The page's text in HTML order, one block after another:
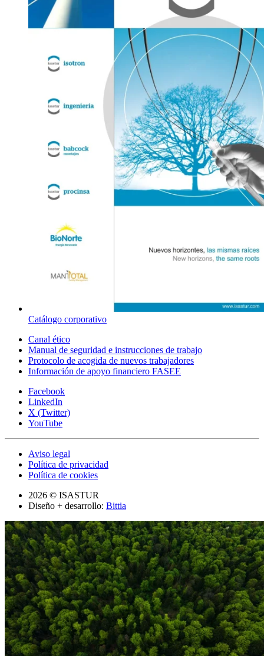
Catálogo corporativo
Canal ético
Manual de seguridad e instrucciones de trabajo
Protocolo de acogida de nuevos trabajadores
Información de apoyo financiero FASEE
Facebook
LinkedIn
X (Twitter)
YouTube
Aviso legal
Política de privacidad
Política de cookies
2026 © ISASTUR
Diseño + desarrollo: Bittia